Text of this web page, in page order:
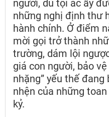
người, dù tội ác ấy
những nghị định thư
hành chính. Ở điểm
mời gọi trở thành
trường, dám lội
giá con người, bảo
nhặng” yếu thế
nhện của những
kỷ.